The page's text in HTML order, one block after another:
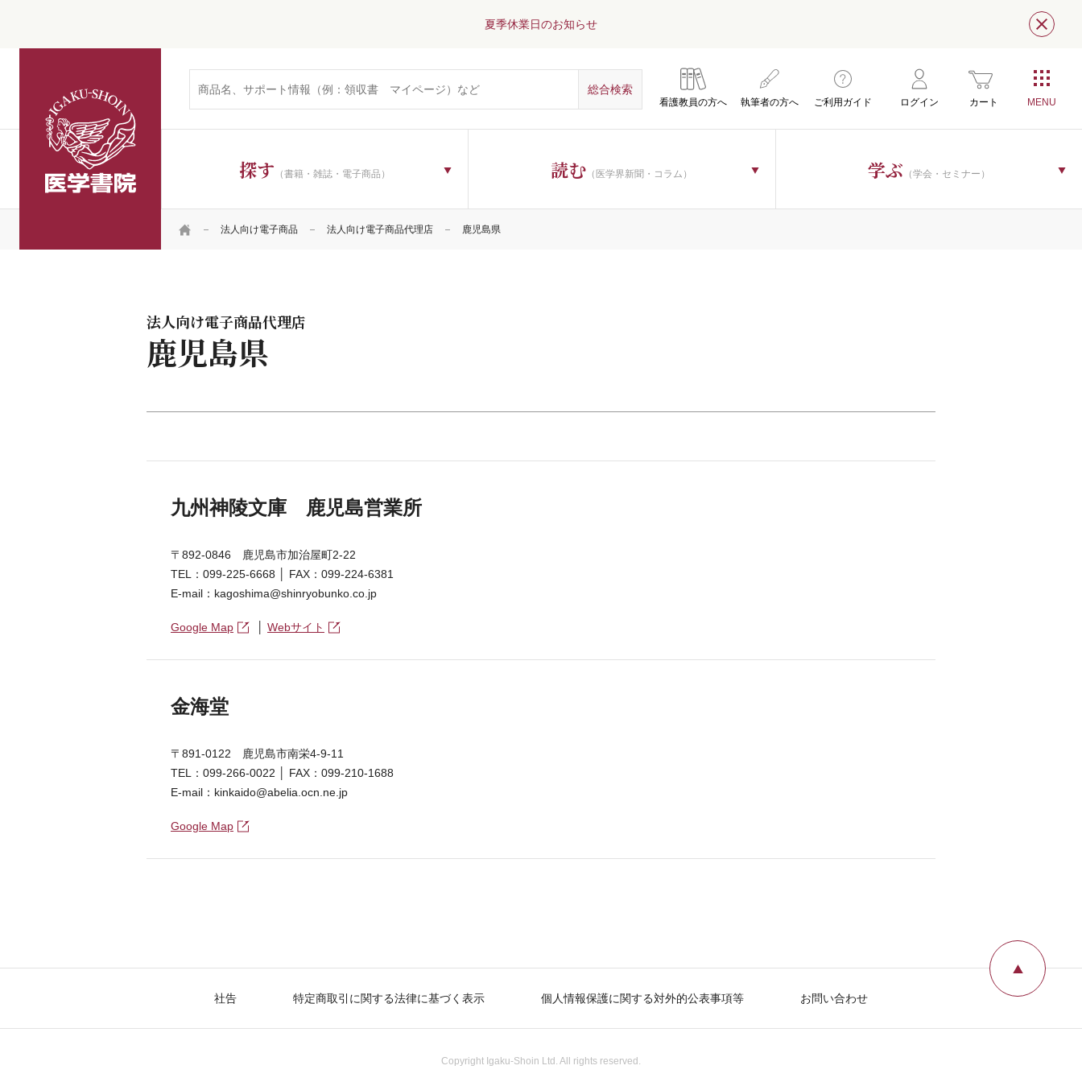
夏季休業日のお知らせ 閉じ
看護教員の方へ 執筆者の方へ ご利用ガイド ログイン カート
探す （書籍・雑誌・電子商品） 読む （医学界新聞・コラム） 学ぶ （学会・セミナー）
HOME 法人向け電子商品 法人向け電子商品代理店 鹿児島県
法人向け電子商品代理店
鹿児島県
九州神陵文庫 鹿児島営業所
〒892-0846 鹿児島市加治屋町2-22
TEL：099-225-6668 │ FAX：099-224-6381
E-mail：kagoshima@shinryobunko.co.jp
Google Map Webサイト
金海堂
〒891-0122 鹿児島市南栄4-9-11
TEL：099-266-0022 │ FAX：099-210-1688
E-mail：kinkaido@abelia.ocn.ne.jp
Google Map
社告 特定商取引に関する法律に基づく表示 個人情報保護に関する対外的公表事項等 お問い合わせ
Copyright Igaku-Shoin Ltd. All rights reserved.